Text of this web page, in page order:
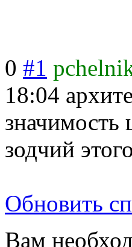
0 #1
18:04
значимость
зодчий
Обновить
Вам